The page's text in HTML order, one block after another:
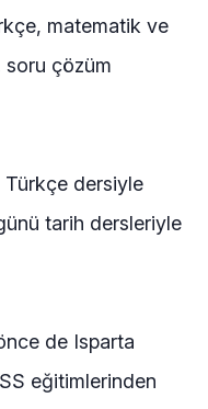
matematik ve
soru çözüm
Türkçe dersiyle
tarih dersleriyle
de Isparta
eğitimlerinden